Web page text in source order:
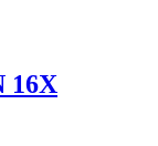
16X